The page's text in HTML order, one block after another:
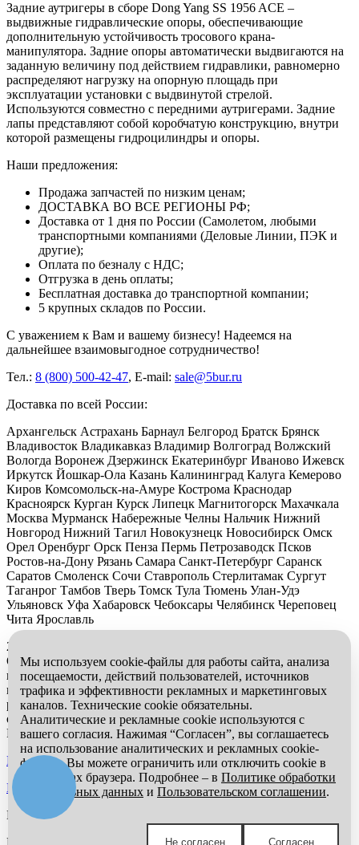
Задние аутригеры в сборе Dong Yang SS 1956 ACE –
выдвижные гидравлические опоры, обеспечивающие
дополнительную устойчивость тросового крана-
манипулятора. Задние опоры автоматически выдвигаются на
заданную величину под действием гидравлики, равномерно
распределяют нагрузку на опорную площадь при
эксплуатации установки с выдвинутой стрелой.
Используются совместно с передними аутригерами. Задние
лапы представляют собой коробчатую конструкцию, внутри
которой размещены гидроцилиндры и опоры.
Наши предложения:
Продажа запчастей по низким ценам;
ДОСТАВКА ВО ВСЕ РЕГИОНЫ РФ;
Доставка от 1 дня по России (Самолетом, любыми
транспортными компаниями (Деловые Линии, ПЭК и
другие);
Оплата по безналу с НДС;
Отгрузка в день оплаты;
Бесплатная доставка до транспортной компании;
5 крупных складов по России.
С уважением к Вам и вашему бизнесу! Надеемся на
дальнейшее взаимовыгодное сотрудничество!
Тел.: 8 (800) 500-42-47, E-mail: sale@5bur.ru
Доставка по всей России:
Архангельск Астрахань Барнаул Белгород Братск Брянск
Владивосток Владикавказ Владимир Волгоград Волжский
Вологда Воронеж Дзержинск Екатеринбург Иваново Ижевск
Иркутск Йошкар-Ола Казань Калининград Калуга Кемерово
Киров Комсомольск-на-Амуре Кострома Краснодар
Красноярск Курган Курск Липецк Магнитогорск Махачкала
Москва Мурманск Набережные Челны Нальчик Нижний
Новгород Нижний Тагил Новокузнецк Новосибирск Омск
Орел Оренбург Орск Пенза Пермь Петрозаводск Псков
Ростов-на-Дону Рязань Самара Санкт-Петербург Саранск
Саратов Смоленск Сочи Ставрополь Стерлитамак Сургут
Таганрог Тамбов Тверь Томск Тула Тюмень Улан-Удэ
Ульяновск Уфа Хабаровск Чебоксары Челябинск Череповец
Чита Ярославль
2026 © Компания «Буровые Машины». Все права защищены.
Обращаем Ваше внимание на то, что данный интернет-сайт
носит исключительно информационный характер и ни при
каких условиях информационные материалы и цены,
размещенные на сайте, не является публичной офертой,
определяемой положениями Статьи 437 Гражданского кодекса
РФ.
Политика обработки персональных данных
Пользовательское соглашение
Мы в социальных сетях:
Мы используем cookie-файлы для работы сайта, анализа
посещаемости, действий пользователей, источников
трафика и эффективности рекламных и маркетинговых
каналов. Технические cookie обязательны.
Аналитические и рекламные cookie используются с
вашего согласия. Нажимая “Согласен”, вы соглашаетесь
на использование аналитических и рекламных cookie-
файлов. Вы можете ограничить или отключить cookie в
настройках браузера. Подробнее – в Политике обработки
персональных данных и Пользовательском соглашении.
Согласен
Не согласен